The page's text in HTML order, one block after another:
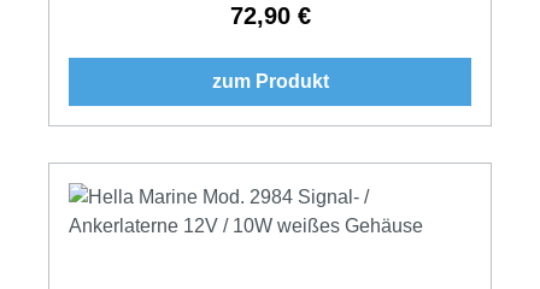
Regulärer Preis:
72,90 €
zum Produkt